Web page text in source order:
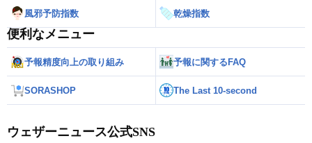
風邪予防指数 乾燥指数
便利なメニュー
予報精度向上の取り組み 予報に関するFAQ
SORASHOP The Last 10-second
ウェザーニュース公式SNS